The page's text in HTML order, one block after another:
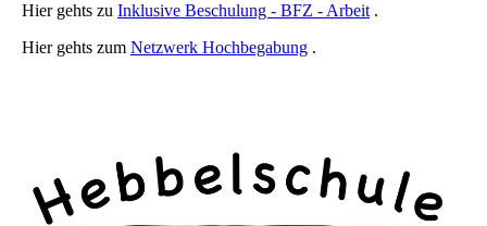
Hier gehts zu Inklusive Beschulung - BFZ - Arbeit .
Hier gehts zum Netzwerk Hochbegabung .